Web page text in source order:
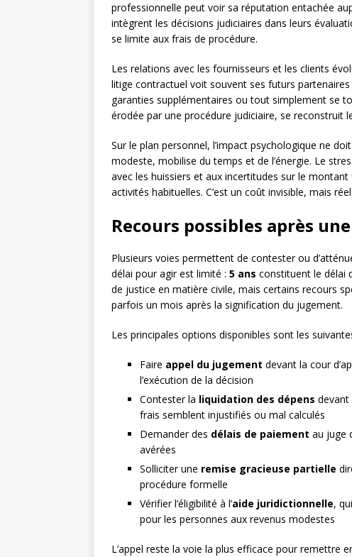
professionnelle peut voir sa réputation entachée
intègrent les décisions judiciaires dans leurs
se limite aux frais de procédure.
Les relations avec les fournisseurs et les clients
litige contractuel voit souvent ses futurs
garanties supplémentaires ou tout simplement se
érodée par une procédure judiciaire, se reconstruit
Sur le plan personnel, l’impact psychologique ne
modeste, mobilise du temps et de l’énergie. Le
avec les huissiers et aux incertitudes sur le
activités habituelles. C’est un coût invisible, mais réel.
Recours possibles après
Plusieurs voies permettent de contester ou
délai pour agir est limité : 5 ans constituent le délai
de justice en matière civile, mais certains recours
parfois un mois après la signification du jugement.
Les principales options disponibles sont les
Faire appel du jugement devant la cour
l’exécution de la décision
Contester la liquidation des dépens
frais semblent injustifiés ou mal calculés
Demander des délais de paiement au juge
avérées
Solliciter une remise gracieuse partielle
procédure formelle
Vérifier l’éligibilité à l’aide juridictionnelle,
pour les personnes aux revenus modestes
L’appel reste la voie la plus efficace pour remettre